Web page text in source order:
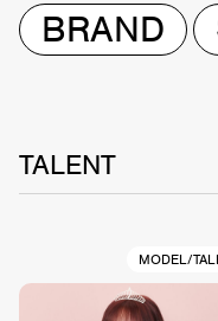
BRAND
TALENT
MODEL/